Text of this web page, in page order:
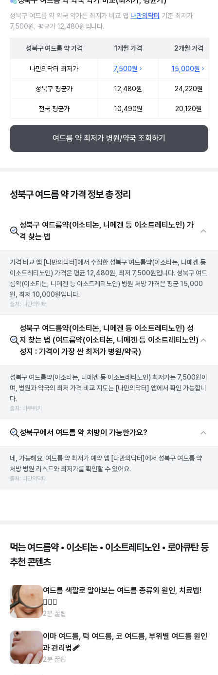
성북구 여드름 약 약국 약가는 최저가 비교 앱 나만의닥터 기준 최저가
7,500원, 평균가 12,480원입니다.
성북구 여드름 약가격 1개월 가격 2개월 가격
나만의닥터 최저가 7,500원 15,000원
성북구 평균가 12,480원 24,220원
전국 평균가 10,490원 20,120원
여드름 약 최저가 병원/약국 조회하기
성북구 여드름 약 가격 정보 총 정리
성북구 여드름약(이소티논, 니메겐 등 이소트레티노인) 가
격 찾는 법
가격 비교 앱 [나만의닥터] 에서 수집한 성북구 여드름약(이소티논, 니메겐 등
이소트레티노인) 가격은 평균 12,480원, 최저 7,500원입니다. 성북구 여드
름약(이소티논, 니메겐 등 이소트레티노인) 병원 처방 가격은 평균 15,000
원, 최저 10,000원입니다.
출처: 나만의닥터
성북구 여드름약(이소티논, 니메겐 등 이소트레티노인) 성
지 찾는 법 (여드름약(이소티논, 니메겐 등 이소트레티노인)
성지 : 가격이 가장 싼 최저가 병원/약국)
성북구 여드름약(이소티논, 니메겐 등 이소트레티노인) 최저가는 7,500원이
며, 병원과 약국의 최저 가격 비교 지도는 [나만의닥터] 앱에서 확인 가능합니
다.
출처: 나무위키
성북구에서 여드름 약 처방이 가능한가요?
네, 가능해요. 여드름 약 최저가 예약 앱 [나만의닥터] 에서 성북구 여드름 약
처방 병원 리스트와 최저가를 확인할 수 있어요.
출처: 나만의닥터
먹는 여드름약 • 이소티논 • 이소트레티노인 • 로아큐탄 등
추천 콘텐츠
여드름 색깔로 알아보는 여드름 종류와 원인, 치료법!
👩🏻‍⚕️
2분 꿀팁
이마 여드름, 턱 여드름, 코 여드름, 부위별 여드름 원인
과 관리법🩹
2분 꿀팁